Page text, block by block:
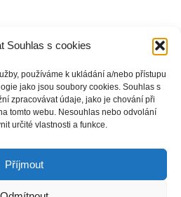
Souhlas s cookies
používáme k ukládání a/nebo přístupu
jako jsou soubory cookies. Souhlas s
zpracovávat údaje, jako je chování při
tomto webu. Nesouhlas nebo odvolání
určité vlastnosti a funkce.
Příjmout